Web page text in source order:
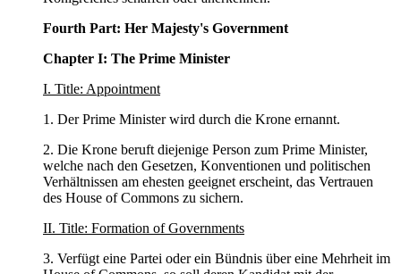
Fourth Part: Her Majesty's Government
Chapter I: The Prime Minister
I. Title: Appointment
1. Der Prime Minister wird durch die Krone ernannt.
2. Die Krone beruft diejenige Person zum Prime Minister,
welche nach den Gesetzen, Konventionen und politischen
Verhältnissen am ehesten geeignet erscheint, das Vertrauen
des House of Commons zu sichern.
II. Title: Formation of Governments
3. Verfügt eine Partei oder ein Bündnis über eine Mehrheit im